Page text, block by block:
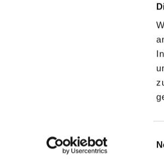
i
Ev.
Ev.
Ev.
Ev. Kirchenkreis
EKBO - Evangelisch